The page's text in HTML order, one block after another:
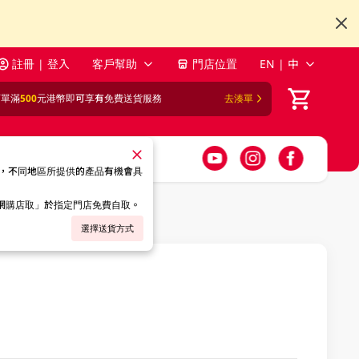
註冊 | 登入 客戶幫助 門店位置 EN | 中
滿500元港幣即可享有免費送貨服務 去湊單
不同地區所提供的產品有機會具
店取」於指定門店免費自取。
選擇送貨方式